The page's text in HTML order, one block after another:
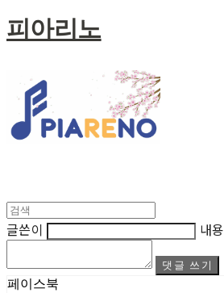
피아리노
글쓴이 내용
댓글 쓰기
페이스북